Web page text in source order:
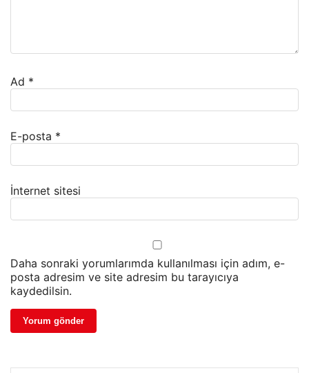
Ad *
E-posta *
İnternet sitesi
Daha sonraki yorumlarımda kullanılması için adım, e-
posta adresim ve site adresim bu tarayıcıya
kaydedilsin.